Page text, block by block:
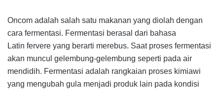
Oncom adalah salah satu makanan yang diolah dengan
cara fermentasi. Fermentasi berasal dari bahasa
Latin fervere yang berarti merebus. Saat proses fermentasi
akan muncul gelembung-gelembung seperti pada air
mendidih. Fermentasi adalah rangkaian proses kimiawi
yang mengubah gula menjadi produk lain pada kondisi